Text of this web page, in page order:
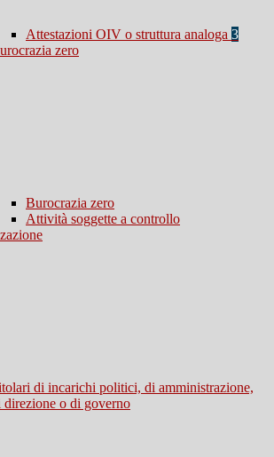
Attestazioni OIV o struttura analoga 3
zero
Burocrazia zero
Attività soggette a controllo
di incarichi politici, di amministrazione,
direzione o di governo